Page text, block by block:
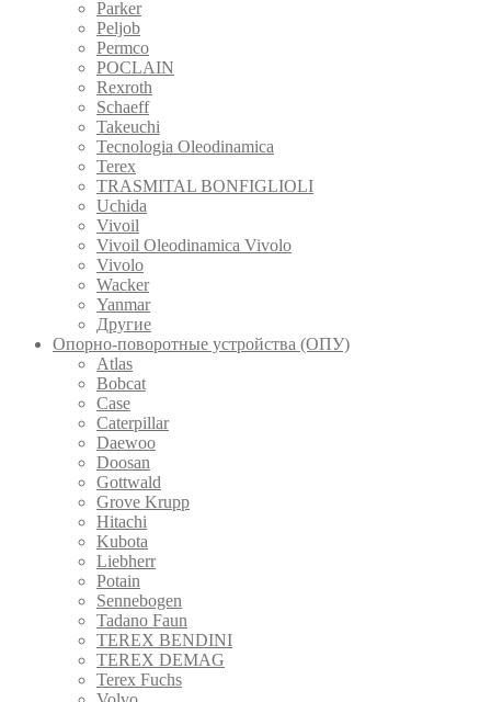
Parker
Peljob
Permco
POCLAIN
Rexroth
Schaeff
Takeuchi
Tecnologia Oleodinamica
Terex
TRASMITAL BONFIGLIOLI
Uchida
Vivoil
Vivoil Oleodinamica Vivolo
Vivolo
Wacker
Yanmar
Другие
Опорно-поворотные устройства (ОПУ)
Atlas
Bobcat
Case
Caterpillar
Daewoo
Doosan
Gottwald
Grove Krupp
Hitachi
Kubota
Liebherr
Potain
Sennebogen
Tadano Faun
TEREX BENDINI
TEREX DEMAG
Terex Fuchs